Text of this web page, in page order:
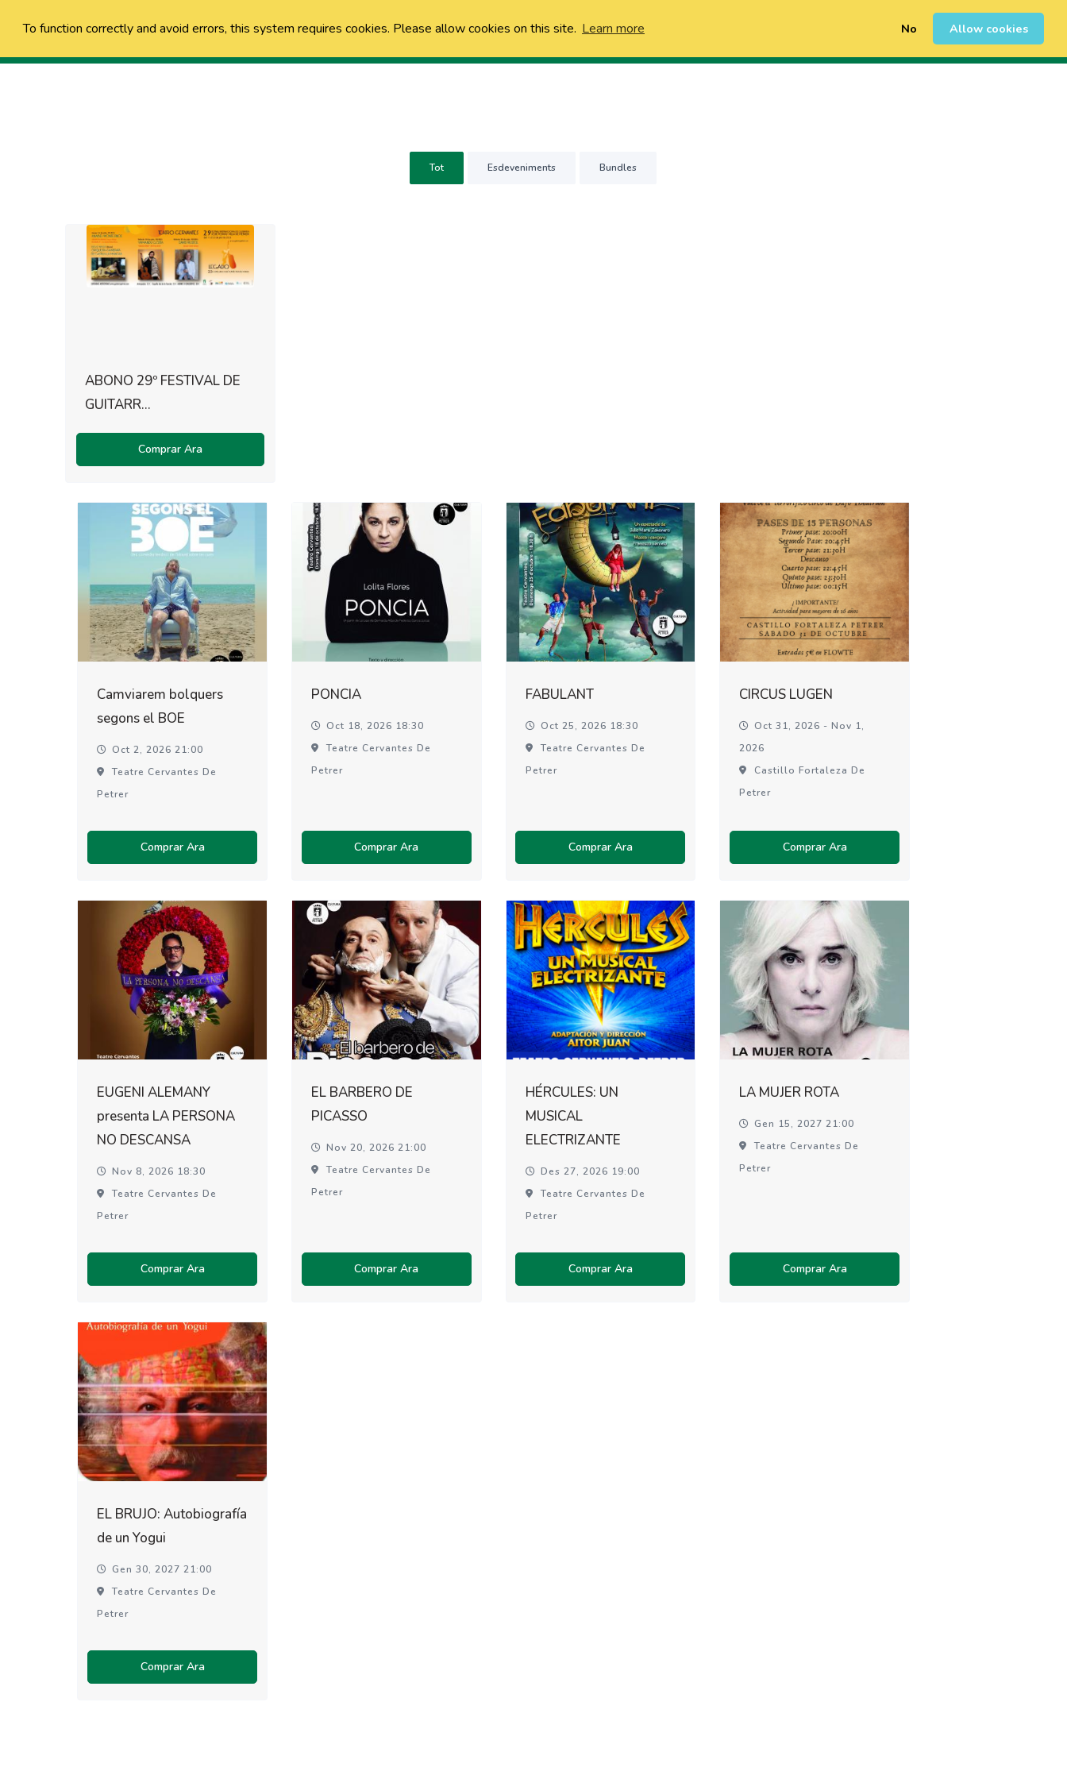
To function correctly and avoid errors, this system requires cookies. Please allow cookies on this site. Learn more No Allow cookies
Sign Up 0
Tot Esdeveniments Bundles
ABONO 29º FESTIVAL DE
GUITARR...
Comprar Ara
Camviarem bolquers
segons el BOE
Oct 2, 2026 21:00
Teatre Cervantes De
Petrer
Comprar Ara
PONCIA
Oct 18, 2026 18:30
Teatre Cervantes De
Petrer
Comprar Ara
FABULANT
Oct 25, 2026 18:30
Teatre Cervantes De
Petrer
Comprar Ara
CIRCUS LUGEN
Oct 31, 2026 - Nov 1,
2026
Castillo Fortaleza De
Petrer
Comprar Ara
EUGENI ALEMANY
presenta LA PERSONA
NO DESCANSA
Nov 8, 2026 18:30
Teatre Cervantes De
Petrer
Comprar Ara
EL BARBERO DE
PICASSO
Nov 20, 2026 21:00
Teatre Cervantes De
Petrer
Comprar Ara
HÉRCULES: UN
MUSICAL
ELECTRIZANTE
Des 27, 2026 19:00
Teatre Cervantes De
Petrer
Comprar Ara
LA MUJER ROTA
Gen 15, 2027 21:00
Teatre Cervantes De
Petrer
Comprar Ara
EL BRUJO: Autobiografía
de un Yogui
Gen 30, 2027 21:00
Teatre Cervantes De
Petrer
Comprar Ara